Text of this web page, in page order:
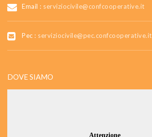
Email : serviziocivile@confcooperative.it
Pec : serviziocivile@pec.confcooperative.it
DOVE SIAMO